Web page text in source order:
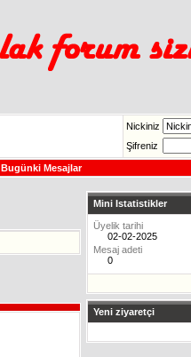
Nickiniz
Şifreniz
Bugünki Mesajlar
Mini Istatistikler
Üyelik tarihi
02-02-2025
Mesaj adeti
0
Yeni ziyaretçi